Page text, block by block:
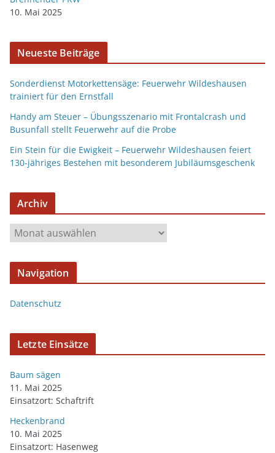
10. Mai 2025
Neueste Beiträge
Sonderdienst Motorkettensäge: Feuerwehr Wildeshausen
trainiert für den Ernstfall
Handy am Steuer – Übungsszenario mit Frontalcrash und
Busunfall stellt Feuerwehr auf die Probe
Ein Stein für die Ewigkeit – Feuerwehr Wildeshausen feiert
130-jähriges Bestehen mit besonderem Jubiläumsgeschenk
Archiv
Navigation
Datenschutz
Letzte Einsätze
Baum sägen
11. Mai 2025
Einsatzort: Schaftrift
Heckenbrand
10. Mai 2025
Einsatzort: Hasenweg